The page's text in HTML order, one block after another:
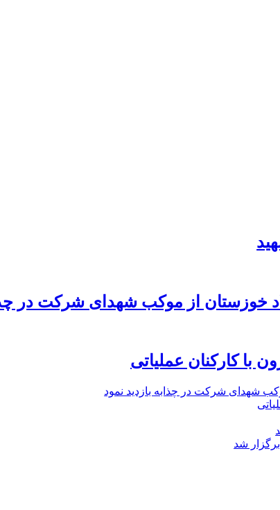
خوزستان از موکب شهدای شرکت در
با کارکنان عملیاتی
شهدای شرکت در چذابه بازدید نمود
شد